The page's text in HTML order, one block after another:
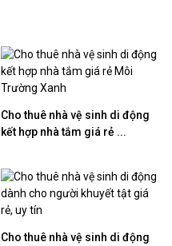
Cho thuê nhà vệ sinh di động
kết hợp nhà tắm giá rẻ ...
Cho thuê nhà vệ sinh di động